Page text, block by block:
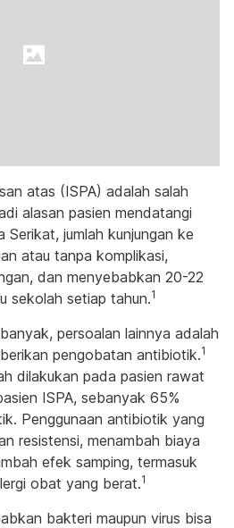
atas (ISPA) adalah salah
alasan pasien mendatangi
Serikat, jumlah kunjungan ke
atau tanpa komplikasi,
dan menyebabkan 20-22
sekolah setiap tahun.1
persoalan lainnya adalah
pengobatan antibiotik.1
dilakukan pada pasien rawat
ISPA, sebanyak 65%
Penggunaan antibiotik yang
resistensi, menambah biaya
efek samping, termasuk
obat yang berat.1
bakteri maupun virus bisa